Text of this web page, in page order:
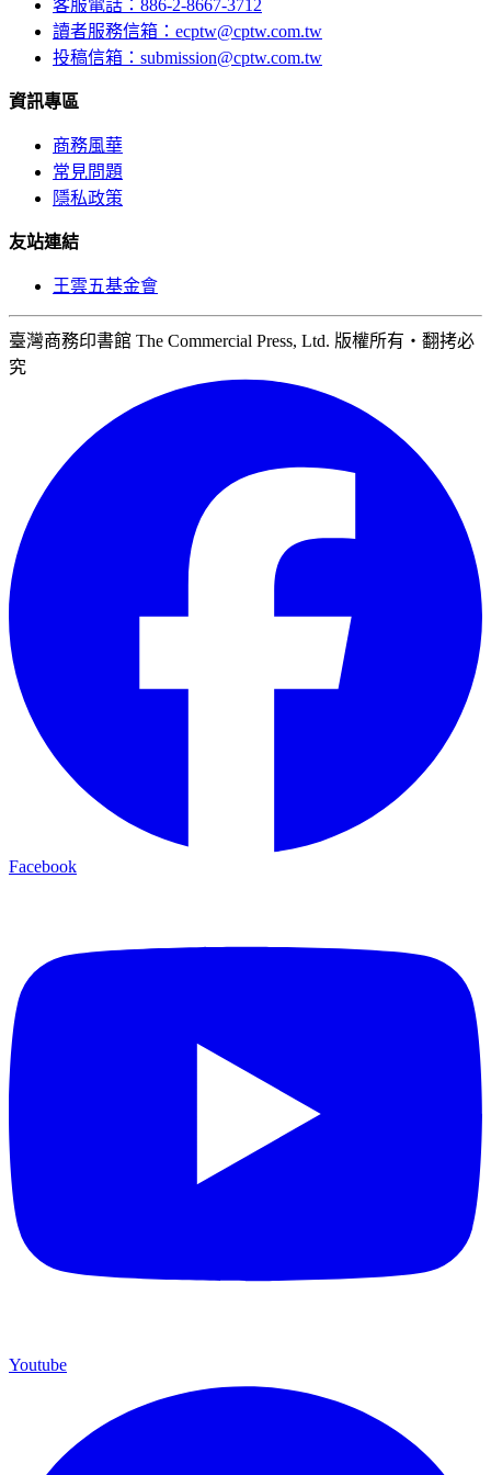
客服電話：886-2-8667-3712
讀者服務信箱：ecptw@cptw.com.tw
投稿信箱： submission@cptw.com.tw
資訊專區
商務風華
常見問題
隱私政策
友站連結
王雲五基金會
臺灣商務印書館 The Commercial Press, Ltd. 版權所有‧翻拷必
究
Facebook
Youtube